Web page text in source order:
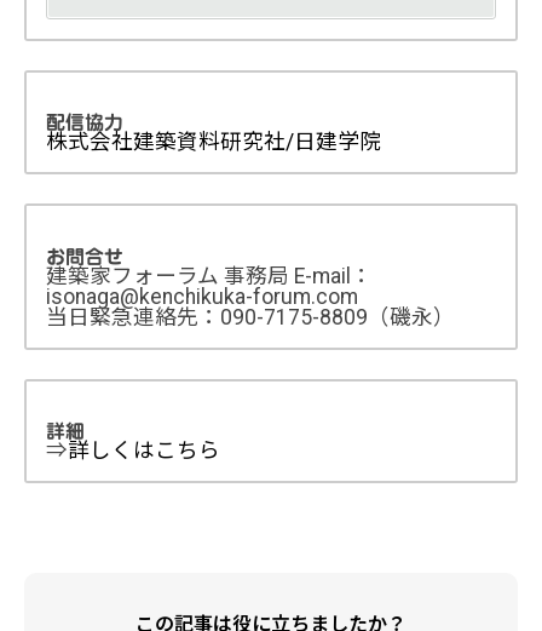
配信協力
株式会社建築資料研究社/日建学院
お問合せ
建築家フォーラム 事務局 E-mail：
isonaga@kenchikuka-forum.com
当日緊急連絡先：090-7175-8809（磯永）
詳細
⇒詳しくはこちら
この記事は役に立ちましたか？